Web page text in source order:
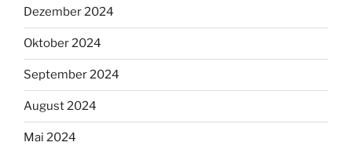
Dezember 2024
Oktober 2024
September 2024
August 2024
Mai 2024